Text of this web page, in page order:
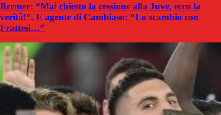
Bremer: “Mai chiesto la cessione alla Juve, ecco la
verità!“. E agente di Cambiaso: “Lo scambio con
Frattesi…”